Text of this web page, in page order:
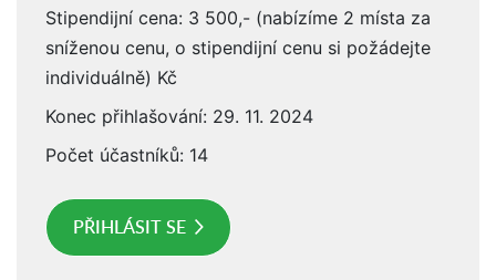
Stipendijní cena: 3 500,- (nabízíme 2 místa za
sníženou cenu, o stipendijní cenu si požádejte
individuálně) Kč
Konec přihlašování: 29. 11. 2024
Počet účastníků: 14
PŘIHLÁSIT SE